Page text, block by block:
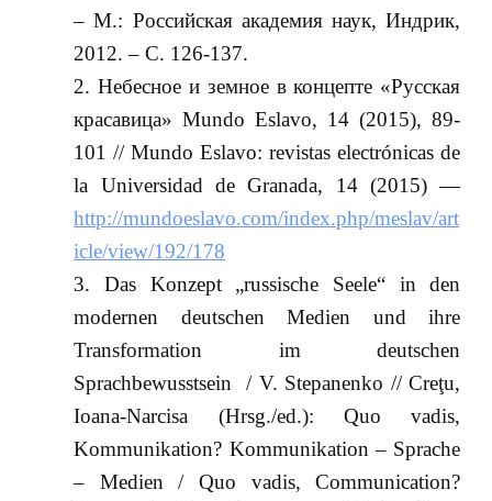
– М.: Российская академия наук, Индрик,
2012. – C. 126-137.
Небесное и земное в концепте «Русская
красавица» Mundo Eslavo, 14 (2015), 89-
101 // Mundo Eslavo: revistas electrónicas de
la Universidad de Granada, 14 (2015) —
http://mundoeslavo.com/index.php/meslav/art
icle/view/192/178
Das Konzept „russische Seele“ in den
modernen deutschen Medien und ihre
Transformation im deutschen
Sprachbewusstsein / V. Stepanenko // Creţu,
Ioana-Narcisa (Hrsg./ed.): Quo vadis,
Kommunikation? Kommunikation – Sprache
– Medien / Quo vadis, Communication?